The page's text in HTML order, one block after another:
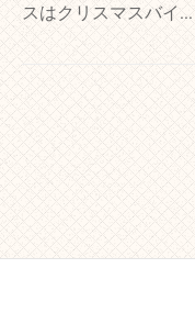
スはクリスマスバイ...